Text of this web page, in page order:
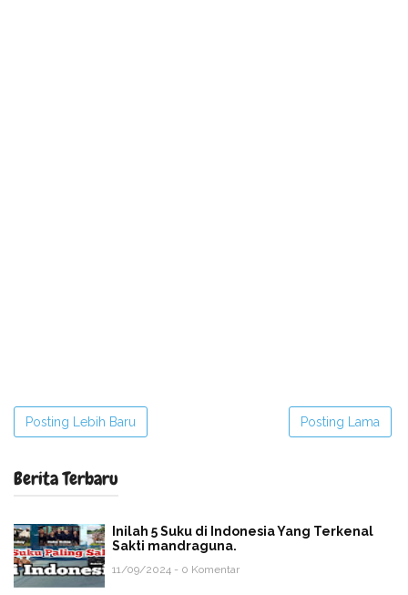
Posting Lebih Baru Posting Lama
Berita Terbaru
Inilah 5 Suku di Indonesia Yang Terkenal
Sakti mandraguna.
11/09/2024 - 0 Komentar